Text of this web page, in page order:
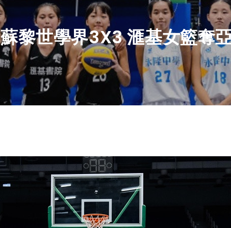
蘇黎世學界3X3 滙基女籃奪